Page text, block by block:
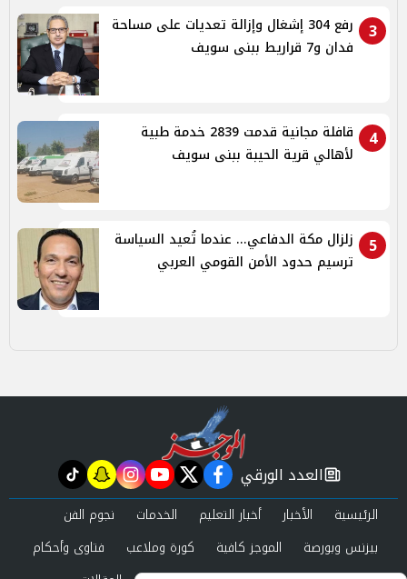
3
رفع 304 إشغال وإزالة تعديات على مساحة
فدان و7 قراريط ببنى سويف
4
قافلة مجانية قدمت 2839 خدمة طبية
لأهالي قرية الحيبة ببنى سويف
5
زلزال مكة الدفاعي... عندما تُعيد السياسة
ترسيم حدود الأمن القومي العربي
newspaper
العدد الورقي facebook
twitter
youtube
instagram
snapchat
tiktok
الرئيسية الأخبار أخبار التعليم الخدمات
نجوم الفن
بيزنس وبورصة
الموجز كافية كورة وملاعب
فتاوى وأحكام